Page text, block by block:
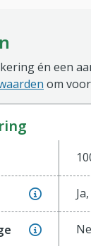
én een
om
vergoeding van